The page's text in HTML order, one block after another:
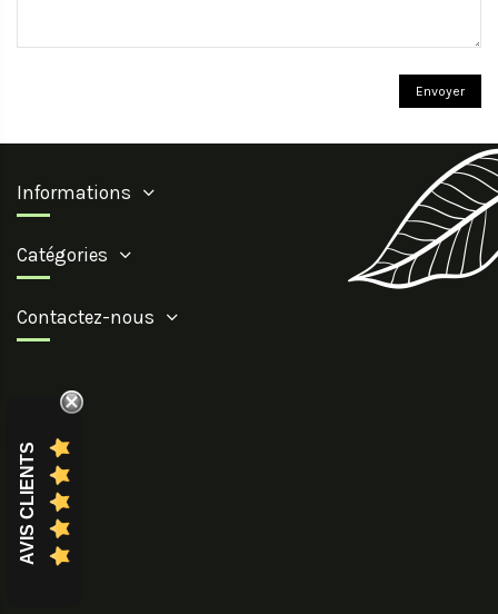
Informations
Catégories
Contactez-nous
AVIS CLIENTS